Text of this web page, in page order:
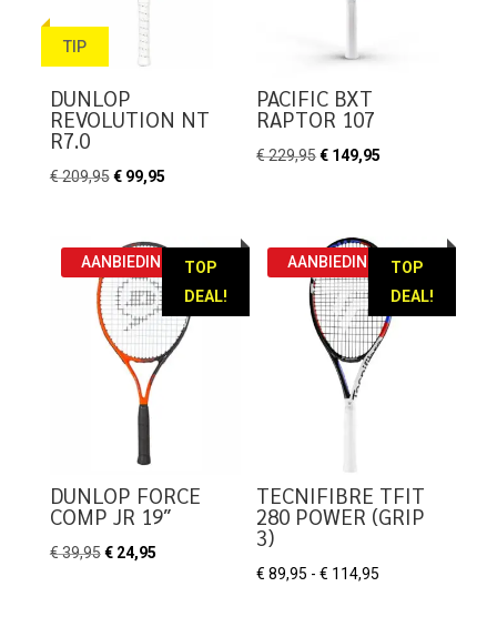
TIP
DUNLOP
REVOLUTION NT
R7.0
€209,95 Oorspronkelijke
€ 209,95.
€99,95Huidige
€ 99,95.
PACIFIC BXT
RAPTOR 107
€229,95Oorspronkelijke
€ 229,95.
€ 149,95
TOP
DEAL!
AANBIEDING!
DUNLOP FORCE
COMP JR 19″
€39,95 Oorspronkelijke
€24,95Huidige
TOP
DEAL!
AANBIEDING!
TECNIFIBRE TFIT
280 POWER (GRIP
3)
€ 89,95 - € 114,95